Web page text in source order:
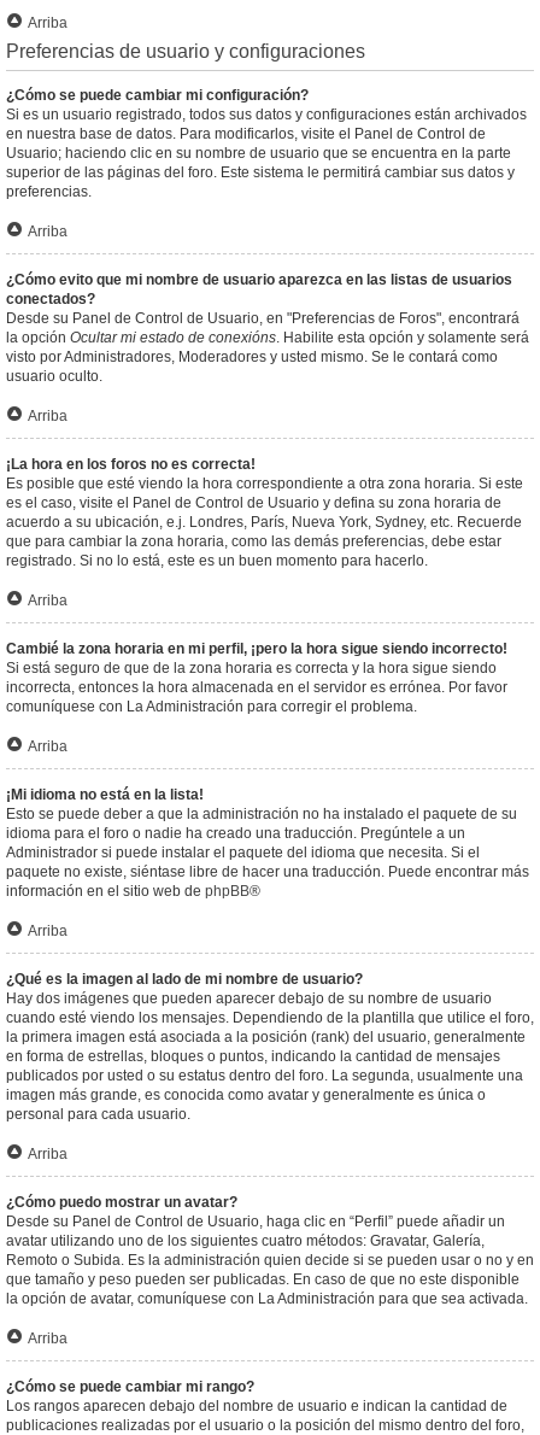
Arriba
Preferencias de usuario y configuraciones
¿Cómo se puede cambiar mi configuración?
Si es un usuario registrado, todos sus datos y configuraciones están archivados
en nuestra base de datos. Para modificarlos, visite el Panel de Control de
Usuario; haciendo clic en su nombre de usuario que se encuentra en la parte
superior de las páginas del foro. Este sistema le permitirá cambiar sus datos y
preferencias.
Arriba
¿Cómo evito que mi nombre de usuario aparezca en las listas de usuarios
conectados?
Desde su Panel de Control de Usuario, en "Preferencias de Foros", encontrará
la opción Ocultar mi estado de conexións. Habilite esta opción y solamente será
visto por Administradores, Moderadores y usted mismo. Se le contará como
usuario oculto.
Arriba
¡La hora en los foros no es correcta!
Es posible que esté viendo la hora correspondiente a otra zona horaria. Si este
es el caso, visite el Panel de Control de Usuario y defina su zona horaria de
acuerdo a su ubicación, e.j. Londres, París, Nueva York, Sydney, etc. Recuerde
que para cambiar la zona horaria, como las demás preferencias, debe estar
registrado. Si no lo está, este es un buen momento para hacerlo.
Arriba
Cambié la zona horaria en mi perfil, ¡pero la hora sigue siendo incorrecto!
Si está seguro de que de la zona horaria es correcta y la hora sigue siendo
incorrecta, entonces la hora almacenada en el servidor es errónea. Por favor
comuníquese con La Administración para corregir el problema.
Arriba
¡Mi idioma no está en la lista!
Esto se puede deber a que la administración no ha instalado el paquete de su
idioma para el foro o nadie ha creado una traducción. Pregúntele a un
Administrador si puede instalar el paquete del idioma que necesita. Si el
paquete no existe, siéntase libre de hacer una traducción. Puede encontrar más
información en el sitio web de phpBB®
Arriba
¿Qué es la imagen al lado de mi nombre de usuario?
Hay dos imágenes que pueden aparecer debajo de su nombre de usuario
cuando esté viendo los mensajes. Dependiendo de la plantilla que utilice el foro,
la primera imagen está asociada a la posición (rank) del usuario, generalmente
en forma de estrellas, bloques o puntos, indicando la cantidad de mensajes
publicados por usted o su estatus dentro del foro. La segunda, usualmente una
imagen más grande, es conocida como avatar y generalmente es única o
personal para cada usuario.
Arriba
¿Cómo puedo mostrar un avatar?
Desde su Panel de Control de Usuario, haga clic en “Perfil” puede añadir un
avatar utilizando uno de los siguientes cuatro métodos: Gravatar, Galería,
Remoto o Subida. Es la administración quien decide si se pueden usar o no y en
que tamaño y peso pueden ser publicadas. En caso de que no este disponible
la opción de avatar, comuníquese con La Administración para que sea activada.
Arriba
¿Cómo se puede cambiar mi rango?
Los rangos aparecen debajo del nombre de usuario e indican la cantidad de
publicaciones realizadas por el usuario o la posición del mismo dentro del foro,